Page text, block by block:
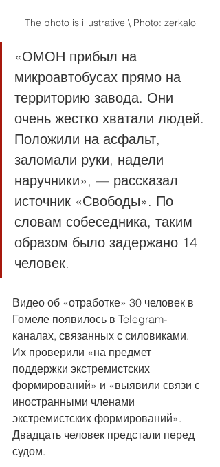
The photo is illustrative \ Photo: zerkalo
«ОМОН прибыл на
микроавтобусах прямо на
территорию завода. Они
очень жестко хватали людей.
Положили на асфальт,
заломали руки, надели
наручники», — рассказал
источник «Свободы». По
словам собеседника, таким
образом было задержано 14
человек.
Видео об «отработке» 30 человек в
Гомеле появилось в Telegram-
каналах, связанных с силовиками.
Их проверили «на предмет
поддержки экстремистских
формирований» и «выявили связи с
иностранными членами
экстремистских формирований».
Двадцать человек предстали перед
судом.